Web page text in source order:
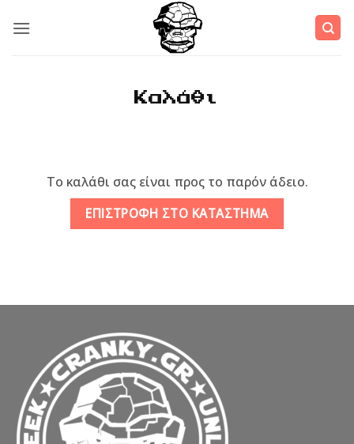
στο
Καλάθι
Το καλάθι σας είναι προς το παρόν άδειο.
ΕΠΙΣΤΡΟΦΉ ΣΤΟ ΚΑΤΆΣΤΗΜΑ